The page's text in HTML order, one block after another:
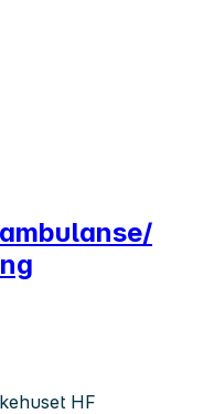
HF